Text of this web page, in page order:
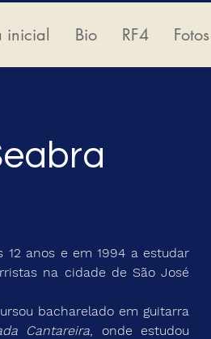
inicial Bio RF4
na cidade de São José
Cantareira, onde estudou